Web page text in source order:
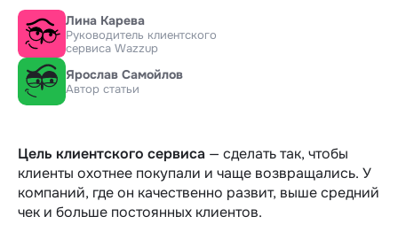
Лина Карева
Руководитель клиентского
сервиса Wazzup
Ярослав Самойлов
Автор статьи
Цель клиентского сервиса — сделать так, чтобы
клиенты охотнее покупали и чаще возвращались. У
компаний, где он качественно развит, выше средний
чек и больше постоянных клиентов.